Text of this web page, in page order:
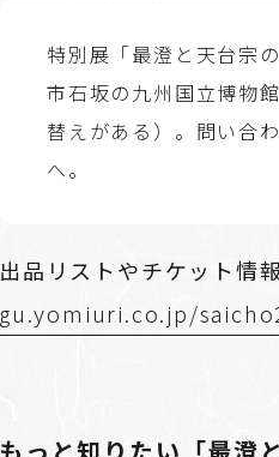
特別展「最澄と天台宗
市石坂の九州国立博物
替えがある）。問い合
へ。
出品リストやチケット情
gu.yomiuri.co.jp/